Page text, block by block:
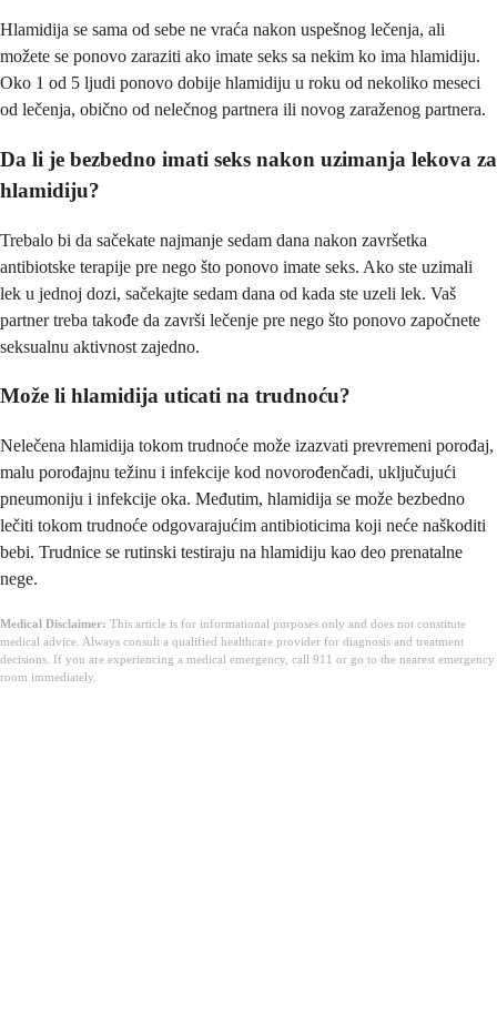
Hlamidija se sama od sebe ne vraća nakon uspešnog lečenja, ali
možete se ponovo zaraziti ako imate seks sa nekim ko ima hlamidiju.
Oko 1 od 5 ljudi ponovo dobije hlamidiju u roku od nekoliko meseci
od lečenja, obično od nelečnog partnera ili novog zaraženog partnera.
Da li je bezbedno imati seks nakon uzimanja lekova za
hlamidiju?
Trebalo bi da sačekate najmanje sedam dana nakon završetka
antibiotske terapije pre nego što ponovo imate seks. Ako ste uzimali
lek u jednoj dozi, sačekajte sedam dana od kada ste uzeli lek. Vaš
partner treba takođe da završi lečenje pre nego što ponovo započnete
seksualnu aktivnost zajedno.
Može li hlamidija uticati na trudnoću?
Nelečena hlamidija tokom trudnoće može izazvati prevremeni porođaj,
malu porođajnu težinu i infekcije kod novorođenčadi, uključujući
pneumoniju i infekcije oka. Međutim, hlamidija se može bezbedno
lečiti tokom trudnoće odgovarajućim antibioticima koji neće naškoditi
bebi. Trudnice se rutinski testiraju na hlamidiju kao deo prenatalne
nege.
Medical Disclaimer: This article is for informational purposes only and does not constitute
medical advice. Always consult a qualified healthcare provider for diagnosis and treatment
decisions. If you are experiencing a medical emergency, call 911 or go to the nearest emergency
room immediately.